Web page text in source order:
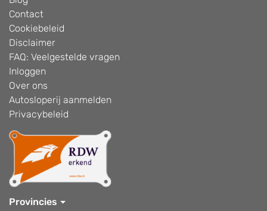
Contact
Cookiebeleid
Disclaimer
FAQ: Veelgestelde vragen
Inloggen
Over ons
Autosloperij aanmelden
Privacybeleid
Provincies